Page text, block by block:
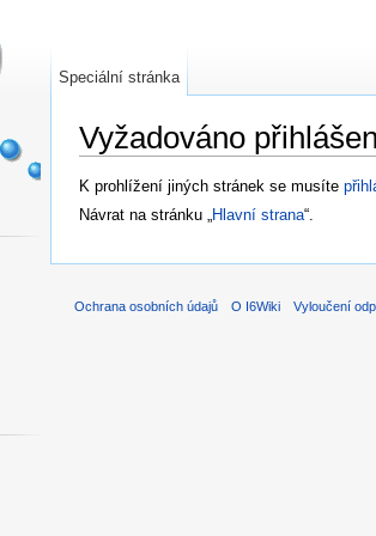
Vyžadováno
K prohlížení jiných stránek se musíte
Návrat na stránku „Hlavní strana“.
Speciální stránka
Ochrana osobních údajů O I6Wiki Vyloučení